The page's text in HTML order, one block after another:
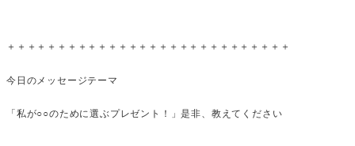
＋＋＋＋＋＋＋＋＋＋＋＋＋＋＋＋＋＋＋＋＋＋＋＋＋＋＋＋
今日のメッセージテーマ
「私が○○のために選ぶプレゼント！」是非、教えてください